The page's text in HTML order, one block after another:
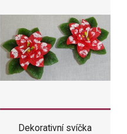
Dekorativní svíčka